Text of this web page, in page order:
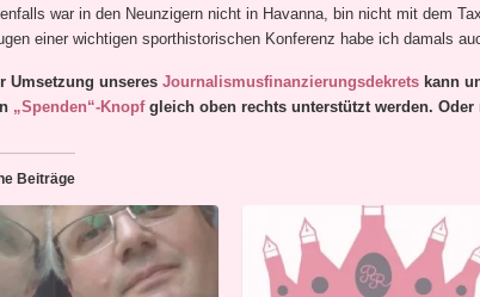
war in den Neunzigern nicht in Havanna, bin nicht mit dem
einer wichtigen sporthistorischen Konferenz habe ich damals
Umsetzung unseres Journalismusfinanzierungsdekretskann
„Spenden“-Knopfgleich oben rechts unterstützt werden.
Beiträge